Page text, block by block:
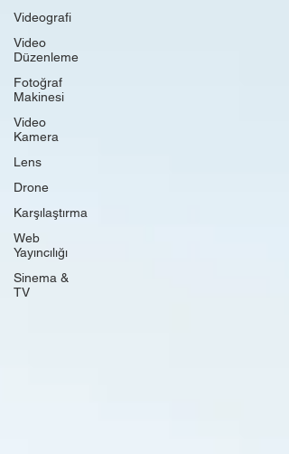
Videografi
Video
Düzenleme
Fotoğraf
Makinesi
Video
Kamera
Lens
Drone
Karşılaştırma
Web
Yayıncılığı
Sinema &
TV